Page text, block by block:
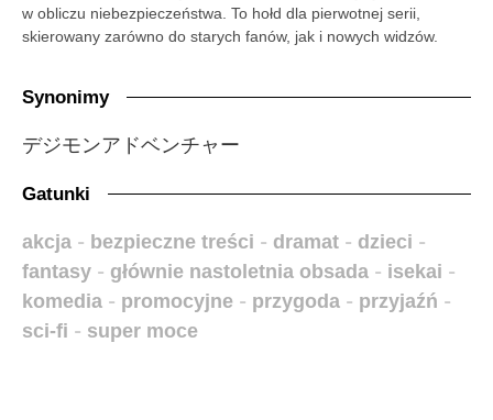
w obliczu niebezpieczeństwa. To hołd dla pierwotnej serii,
skierowany zarówno do starych fanów, jak i nowych widzów.
Synonimy
デジモンアドベンチャー
Gatunki
akcja - bezpieczne treści - dramat - dzieci -
fantasy - głównie nastoletnia obsada - isekai -
komedia - promocyjne - przygoda - przyjaźń -
sci-fi - super moce